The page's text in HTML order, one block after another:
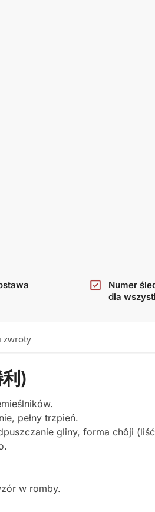
Numer
dla
zwroty
)
pełny trzpień.
gliny, forma chôji
w romby.